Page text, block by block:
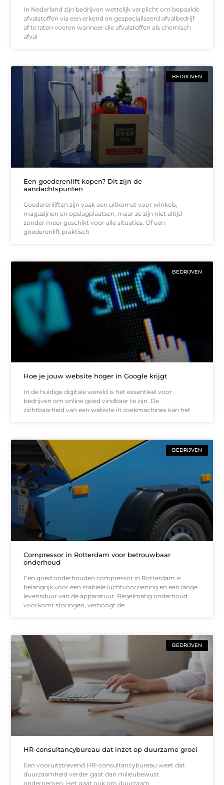
In Nederland zijn bedrijven wettelijk verplicht om bepaalde
afvalstoffen via een erkend en gespecialiseerd afvalbedrijf
af te laten voeren wanneer die afvalstoffen als chemisch
afval
BEDRIJVEN
Een goederenlift kopen? Dit zijn de
aandachtspunten
Goederenliften zijn vaak een uitkomst voor winkels,
magazijnen en opslagplaatsen, maar ze zijn niet altijd
zonder meer geschikt voor alle situaties. Of een
goederenlift praktisch
BEDRIJVEN
Hoe je jouw website hoger in Google krijgt
In de huidige digitale wereld is het essentieel voor
bedrijven om online goed vindbaar te zijn. De
zichtbaarheid van een website in zoekmachines kan het
BEDRIJVEN
Compressor in Rotterdam voor betrouwbaar
onderhoud
Een goed onderhouden compressor in Rotterdam is
belangrijk voor een stabiele luchtvoorziening en een lange
levensduur van de apparatuur. Regelmatig onderhoud
voorkomt storingen, verhoogt de
BEDRIJVEN
HR-consultancybureau dat inzet op duurzame groei
Een vooruitstrevend HR-consultancybureau weet dat
duurzaamheid verder gaat dan milieubewust
ondernemen. Het gaat ook om duurzaam